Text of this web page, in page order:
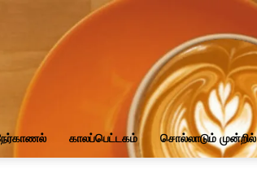
காலப்பெட்டகம் சொல்லாடும் முன்றில்